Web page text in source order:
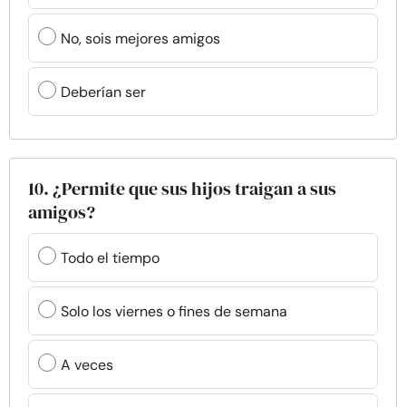
No, sois mejores amigos
Deberían ser
10. ¿Permite que sus hijos traigan a sus
amigos?
Todo el tiempo
Solo los viernes o fines de semana
A veces